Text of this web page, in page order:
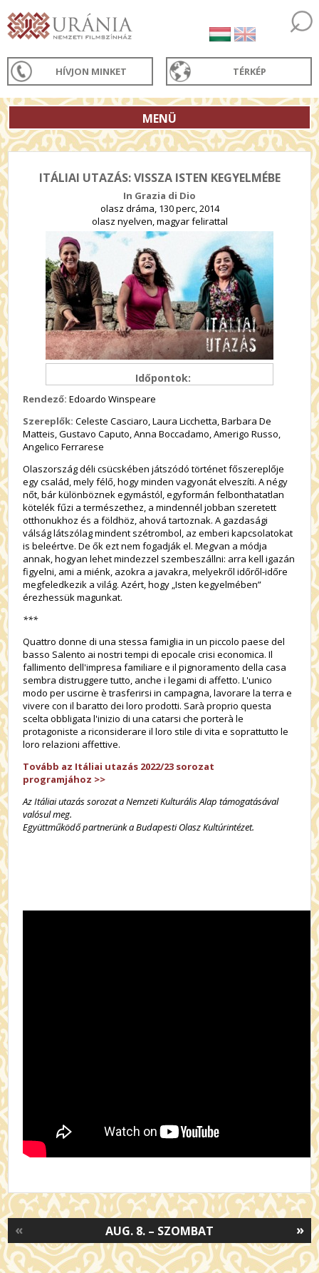
HÍVJON MINKET TÉRKÉP
MENÜ
ITÁLIAI UTAZÁS: VISSZA ISTEN KEGYELMÉBE
In Grazia di Dio
olasz dráma, 130 perc, 2014
olasz nyelven, magyar felirattal
Időpontok:
Rendező: Edoardo Winspeare
Szereplők: Celeste Casciaro, Laura Licchetta, Barbara De
Matteis, Gustavo Caputo, Anna Boccadamo, Amerigo Russo,
Angelico Ferrarese
Olaszország déli csücskében játszódó történet főszereplője
egy család, mely félő, hogy minden vagyonát elveszíti. A négy
nőt, bár különböznek egymástól, egyformán felbonthatatlan
kötelék fűzi a természethez, a mindennél jobban szeretett
otthonukhoz és a földhöz, ahová tartoznak. A gazdasági
válság látszólag mindent szétrombol, az emberi kapcsolatokat
is beleértve. De ők ezt nem fogadják el. Megvan a módja
annak, hogyan lehet mindezzel szembeszállni: arra kell igazán
figyelni, ami a miénk, azokra a javakra, melyekről időről-időre
megfeledkezik a világ. Azért, hogy „Isten kegyelmében”
érezhessük magunkat.
***
Quattro donne di una stessa famiglia in un piccolo paese del
basso Salento ai nostri tempi di epocale crisi economica. Il
fallimento dell'impresa familiare e il pignoramento della casa
sembra distruggere tutto, anche i legami di affetto. L'unico
modo per uscirne è trasferirsi in campagna, lavorare la terra e
vivere con il baratto dei loro prodotti. Sarà proprio questa
scelta obbligata l'inizio di una catarsi che porterà le
protagoniste a riconsiderare il loro stile di vita e soprattutto le
loro relazioni affettive.
Tovább az Itáliai utazás 2022/23 sorozat
programjához >>
Az Itáliai utazás sorozat a Nemzeti Kulturális Alap támogatásával
valósul meg.
Együttműködő partnerünk a Budapesti Olasz Kultúrintézet.
»
AUG. 8. – SZOMBAT
«